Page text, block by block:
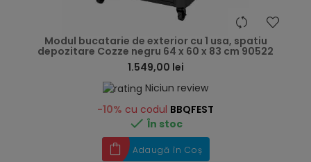
Modul bucatarie de exterior cu 1 usa, spatiu
depozitare Cozze negru 64 x 60 x 83 cm 90522
1.549,00 lei
Niciun review
-10% cu codul BBQFEST
 În stoc
Adaugă în Coș